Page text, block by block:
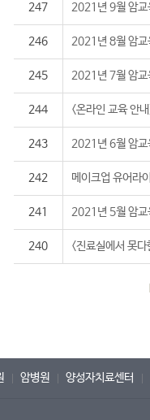
247 2021년 9월 암교
246 2021년 8월 암교
245 2021년 7월 암교
244 <온라인 교육 안
243 2021년 6월 암교
242 메이크업 유어라
241 2021년 5월 암교
240 <진료실에서 못
암병원 양성자치료센터